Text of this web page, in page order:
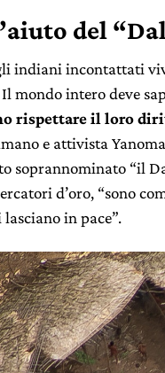
del
indiani incontattati
mondo intero deve
rispettare il loro
e attivista
soprannominato “il
d’oro, “sono
in pace”.